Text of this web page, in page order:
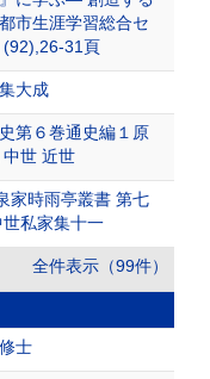
市生涯学習総合セ
(92),26-31頁
大成
第６巻通史編１原
世 近世
家時雨亭叢書 第七
私家集十一
全件表示（99件）
士